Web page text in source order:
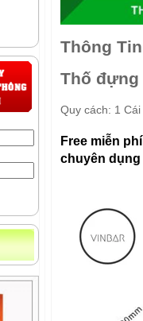
Thông
Thố đựng
Quy cách: 1 Cái
Free miễn
chuyên dụng